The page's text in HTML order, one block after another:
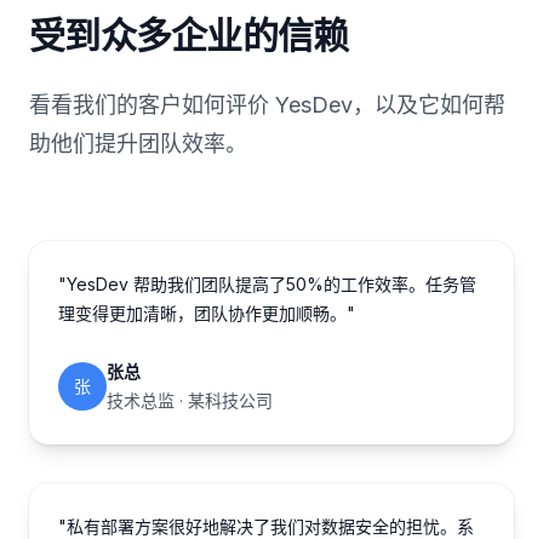
受到众多企业的信赖
看看我们的客户如何评价 YesDev，以及它如何帮
助他们提升团队效率。
"YesDev 帮助我们团队提高了50%的工作效率。任务管
理变得更加清晰，团队协作更加顺畅。"
张
张总
技术总监 · 某科技公司
"私有部署方案很好地解决了我们对数据安全的担忧。系